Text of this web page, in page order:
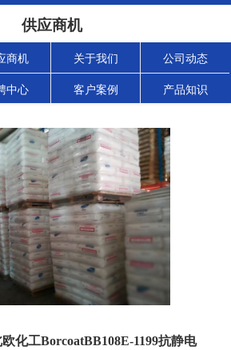
供应商机
商机 关于我们 公司动态
中心 客户案例 产品知识
化工BorcoatBB108E-1199抗静电